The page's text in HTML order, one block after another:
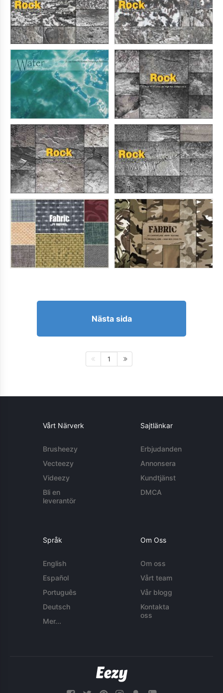
Nästa sida
1
Vårt Närverk
Brusheezy
Vecteezy
Videezy
Bli en
leverantör
Sajtlänkar
Erbjudanden
Annonsera
Kundtjänst
DMCA
Språk
English
Español
Português
Deutsch
Mer...
Om Oss
Om oss
Vårt team
Vår blogg
Kontakta
oss